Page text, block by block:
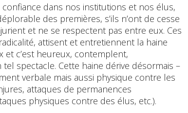
dans nos institutions et nos élus,
des premières, s’ils n’ont de cesse
et ne se respectent pas entre eux. Ces
attisent et entretiennent la haine
et c’est heureux, contemplent,
spectacle. Cette haine dérive désormais –
verbale mais aussi physique contre les
attaques de permanences
physiques contre des élus, etc.).